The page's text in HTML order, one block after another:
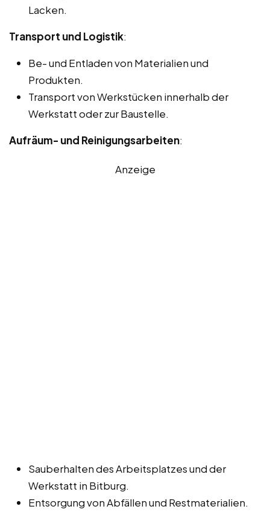
Lacken.
Transport und Logistik:
Be- und Entladen von Materialien und
Produkten.
Transport von Werkstücken innerhalb der
Werkstatt oder zur Baustelle.
Aufräum- und Reinigungsarbeiten:
Anzeige
Sauberhalten des Arbeitsplatzes und der
Werkstatt in Bitburg.
Entsorgung von Abfällen und Restmaterialien.